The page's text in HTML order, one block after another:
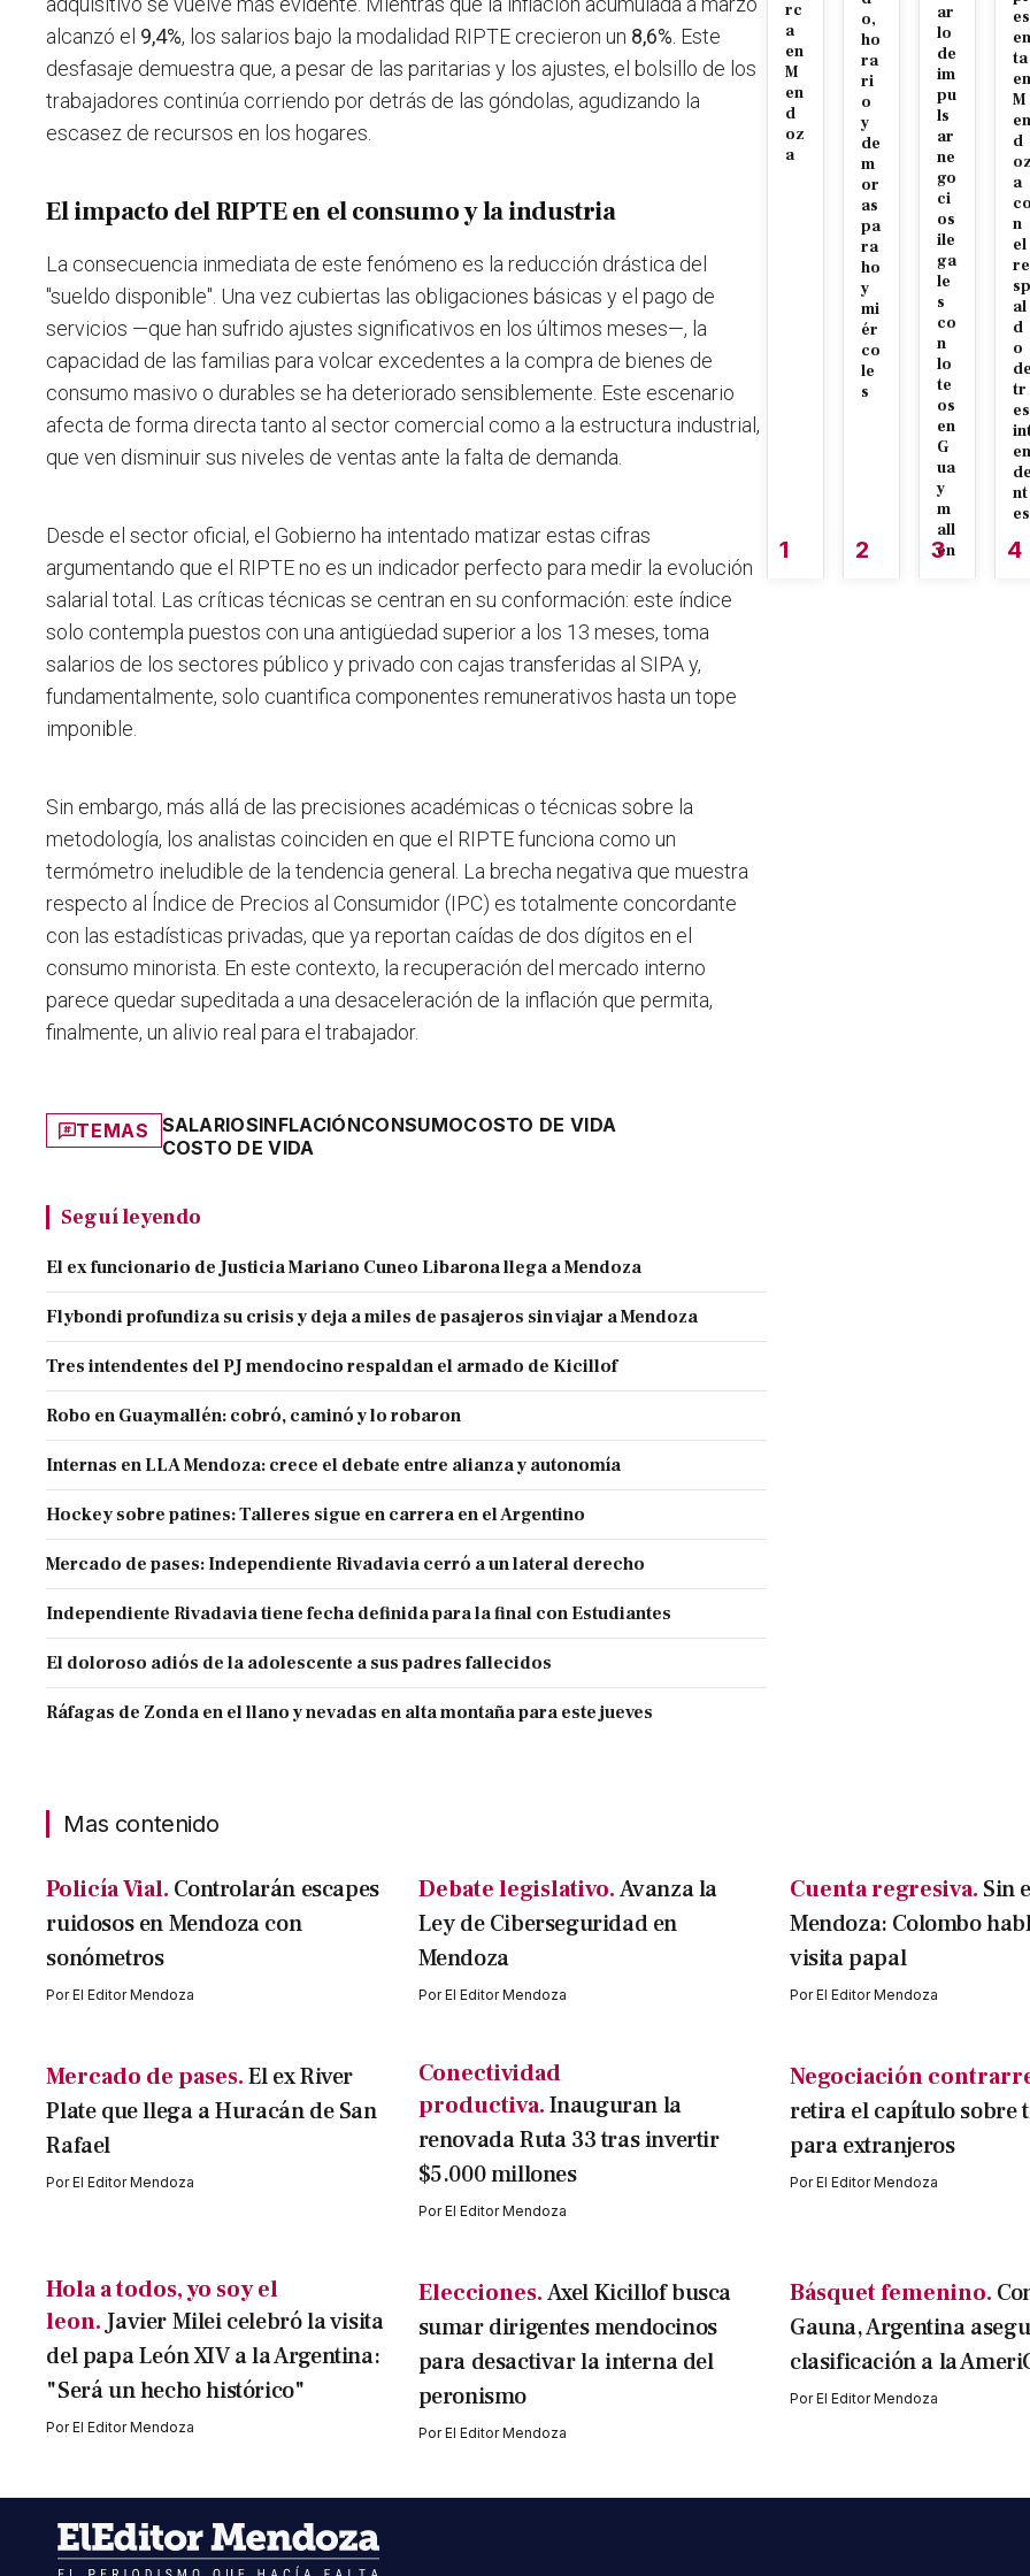
alcanzó el 9,4%, los salarios bajo la modalidad RIPTE crecieron un 8,6% . Este
desfasaje demuestra que, a pesar de las paritarias y los ajustes, el bolsillo de los
trabajadores continúa corriendo por detrás de las góndolas, agudizando la
escasez de recursos en los hogares.
El impacto del RIPTE en el consumo y la industria
La consecuencia inmediata de este fenómeno es la reducción drástica del
"sueldo disponible". Una vez cubiertas las obligaciones básicas y el pago de
servicios —que han sufrido ajustes significativos en los últimos meses—, la
capacidad de las familias para volcar excedentes a la compra de bienes de
consumo masivo o durables se ha deteriorado sensiblemente. Este escenario
afecta de forma directa tanto al sector comercial como a la estructura industrial,
que ven disminuir sus niveles de ventas ante la falta de demanda.
Desde el sector oficial, el Gobierno ha intentado matizar estas cifras
argumentando que el RIPTE no es un indicador perfecto para medir la evolución
salarial total. Las críticas técnicas se centran en su conformación: este índice
solo contempla puestos con una antigüedad superior a los 13 meses, toma
salarios de los sectores público y privado con cajas transferidas al SIPA y,
fundamentalmente, solo cuantifica componentes remunerativos hasta un tope
imponible.
Sin embargo, más allá de las precisiones académicas o técnicas sobre la
metodología, los analistas coinciden en que el RIPTE funciona como un
termómetro ineludible de la tendencia general. La brecha negativa que muestra
respecto al Índice de Precios al Consumidor (IPC) es totalmente concordante
con las estadísticas privadas, que ya reportan caídas de dos dígitos en el
consumo minorista. En este contexto, la recuperación del mercado interno
parece quedar supeditada a una desaceleración de la inflación que permita,
finalmente, un alivio real para el trabajador.
TEMAS SALARIOSINFLACIÓNCONSUMOCOSTO DE VIDA
COSTO DE VIDA
Seguí leyendo
El ex funcionario de Justicia Mariano Cuneo Libarona llega a Mendoza
Flybondi profundiza su crisis y deja a miles de pasajeros sin viajar a Mendoza
Tres intendentes del PJ mendocino respaldan el armado de Kicillof
Robo en Guaymallén: cobró, caminó y lo robaron
Internas en LLA Mendoza: crece el debate entre alianza y autonomía
Hockey sobre patines: Talleres sigue en carrera en el Argentino
Mercado de pases: Independiente Rivadavia cerró a un lateral derecho
Independiente Rivadavia tiene fecha definida para la final con Estudiantes
El doloroso adiós de la adolescente a sus padres fallecidos
Ráfagas de Zonda en el llano y nevadas en alta montaña para este jueves
rc
a
en
M
en
d
oz
a
1
o,
ho
ra
ri
o
y
de
m
or
as
pa
ra
ho
y
mi
ér
co
le
s
2
ar
lo
de
im
pu
ls
ar
ne
go
ci
os
ile
ga
le
s
co
n
lo
te
os
en
G
ua
y
m
all
én
3
es
en
ta
en
M
en
d
a
n
el
re
sp
al
d
o
tr
es
en
nt
es
4
Mas contenido
Policía Vial. Controlarán escapes
ruidosos en Mendoza con
sonómetros
PorEl Editor Mendoza
Debate legislativo.Avanza la
Ley de Ciberseguridad en
Mendoza
PorEl Editor Mendoza
Cuenta regresiva. Sin
Mendoza: Colombo
visita papal
PorEl Editor Mendoza
Mercado de pases. El ex River
Plate que llega a Huracán de San
Rafael
PorEl Editor Mendoza
Conectividad
productiva.Inauguran la
renovada Ruta 33 tras invertir
$5.000 millones
PorEl Editor Mendoza
Negociación
retira el capítulo sobre
para extranjeros
PorEl Editor Mendoza
Hola a todos, yo soy el
leon. Javier Milei celebró la visita
del papa León XIV a la Argentina:
"Será un hecho histórico"
PorEl Editor Mendoza
Elecciones.Axel Kicillof busca
sumar dirigentes mendocinos
para desactivar la interna del
peronismo
PorEl Editor Mendoza
Básquet femenino.
Gauna, Argentina
clasificación a la
PorEl Editor Mendoza